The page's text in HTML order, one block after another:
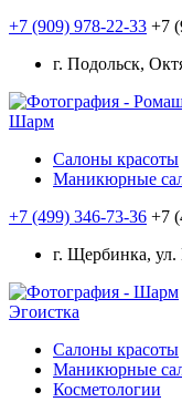
+7 (909) 978-22-33 +7
г. Подольск,
Шарм
Салоны красоты
Маникюрные
+7 (499) 346-73-36 +7
г. Щербинка, ул.
Эгоистка
Салоны красоты
Маникюрные
Косметологии